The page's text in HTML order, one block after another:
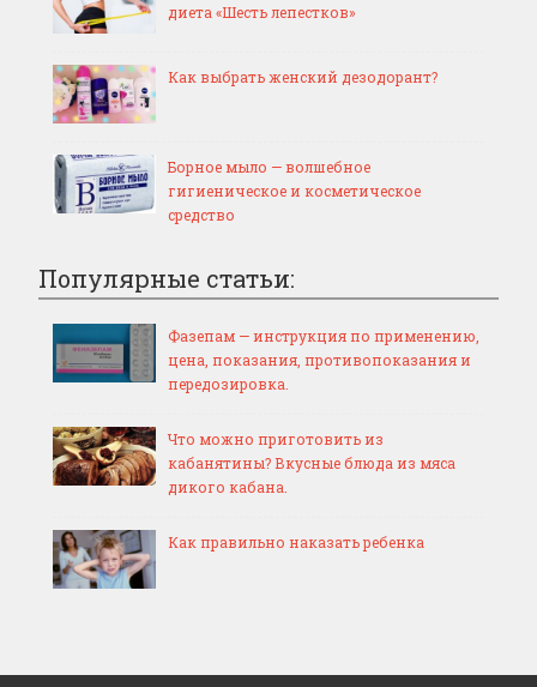
диета «Шесть лепестков»
Как выбрать женский дезодорант?
Борное мыло — волшебное
гигиеническое и косметическое
средство
Популярные статьи:
Фазепам — инструкция по применению,
цена, показания, противопоказания и
передозировка.
Что можно приготовить из
кабанятины? Вкусные блюда из мяса
дикого кабана.
Как правильно наказать ребенка